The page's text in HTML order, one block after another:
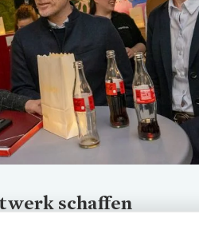
Loading...
schaffen